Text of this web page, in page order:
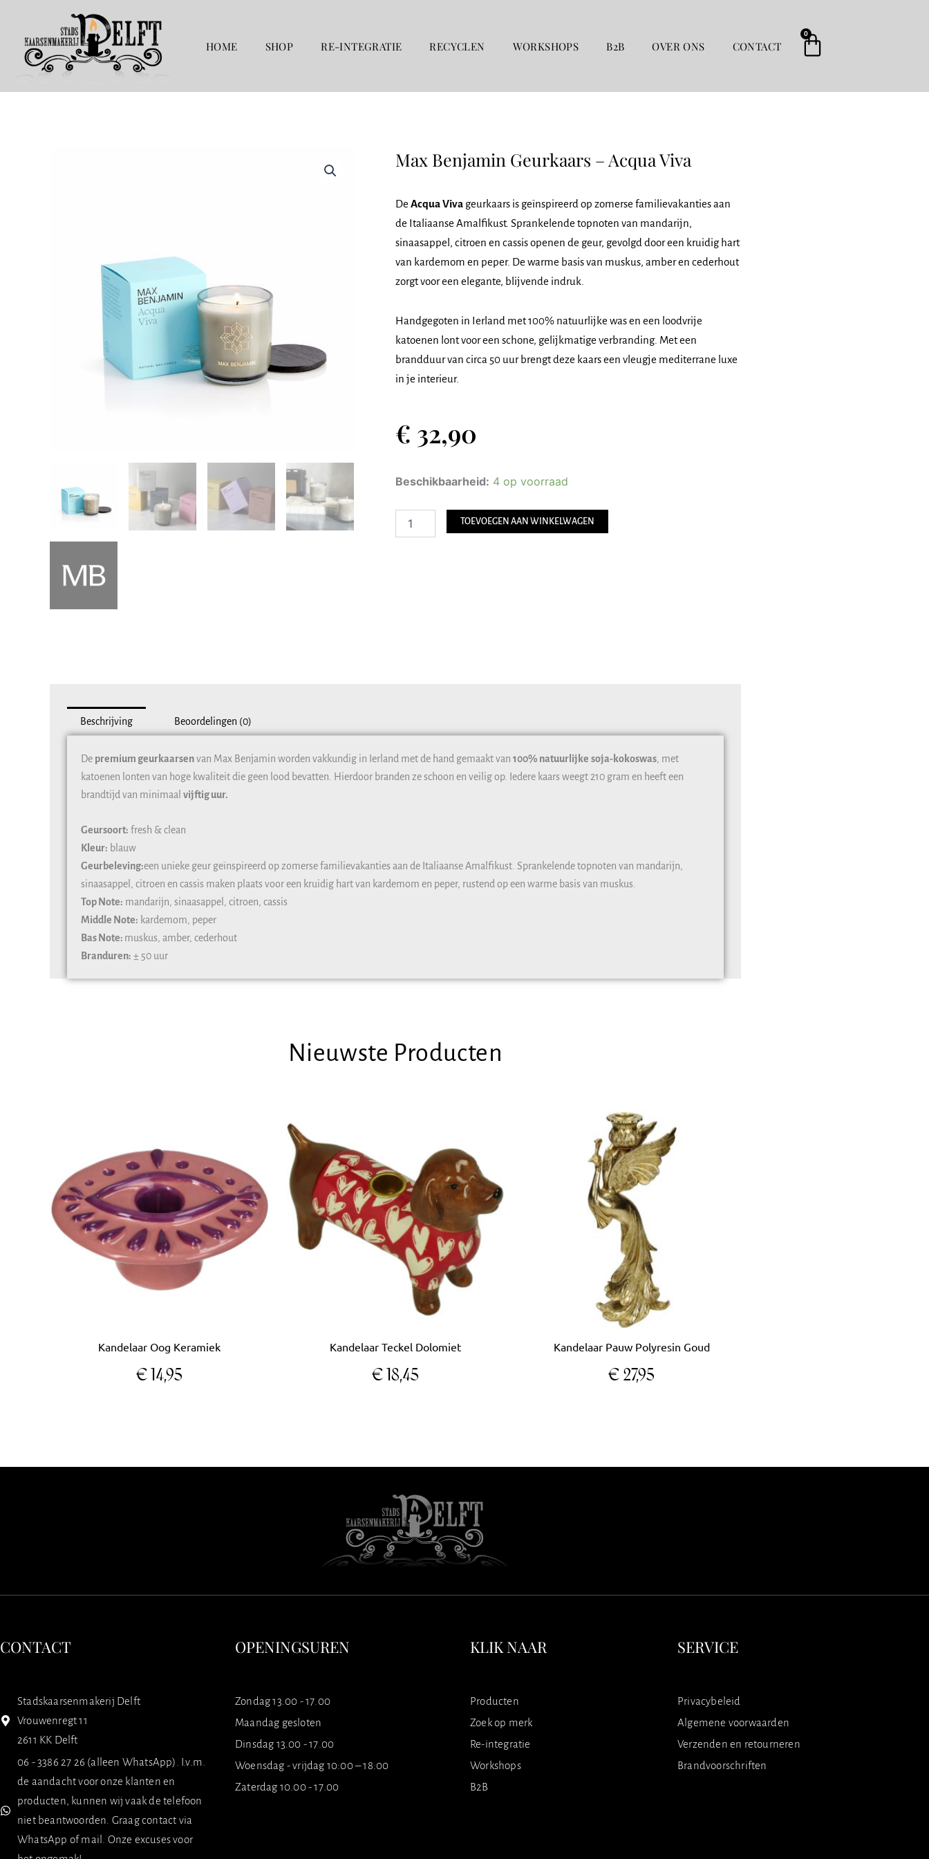
inhoud
HOME SHOP RE-INTEGRATIE RECYCLEN WORKSHOPS B2B OVER ONS CONTACT
0
Max Benjamin Geurkaars – Acqua Viva
De Acqua Viva geurkaars is geïnspireerd op zomerse familievakanties aan
de Italiaanse Amalfikust. Sprankelende topnoten van mandarijn,
sinaasappel, citroen en cassis openen de geur, gevolgd door een kruidig hart
van kardemom en peper. De warme basis van muskus, amber en cederhout
zorgt voor een elegante, blijvende indruk.
Handgegoten in Ierland met 100% natuurlijke was en een loodvrije
katoenen lont voor een schone, gelijkmatige verbranding. Met een
brandduur van circa 50 uur brengt deze kaars een vleugje mediterrane luxe
in je interieur.
€ 32,90
Beschikbaarheid: 4 op voorraad
Max
TOEVOEGEN AAN WINKELWAGEN
Beschrijving Beoordelingen (0)
De premium geurkaarsenvan Max Benjamin worden vakkundig in Ierland met de hand gemaakt van 100% natuurlijke soja-kokoswas , met
katoenen lonten van hoge kwaliteit die geen lood bevatten. Hierdoor branden ze schoon en veilig op. Iedere kaars weegt 210 gram en heeft een
brandtijd van minimaal vijftig uur.
Geursoort: fresh & clean
Kleur: blauw
Geurbeleving:een unieke geur geïnspireerd op zomerse familievakanties aan de Italiaanse Amalfikust. Sprankelende topnoten van mandarijn,
sinaasappel, citroen en cassis maken plaats voor een kruidig hart van kardemom en peper, rustend op een warme basis van muskus.
Top Note: mandarijn, sinaasappel, citroen, cassis
Middle Note: kardemom, peper
Bas Note: muskus, amber, cederhout
Branduren: ± 50 uur
Nieuwste Producten
Kandelaar Oog Keramiek
€14,95
Kandelaar Teckel Dolomiet
€18,45
Kandelaar Pauw Polyresin Goud
€ 27,95
CONTACT
Stadskaarsenmakerij Delft
Vrouwenregt 11
2611 KK Delft
06 - 3386 27 26 (alleen WhatsApp). I.v.m.
de aandacht voor onze klanten en
producten, kunnen wij vaak de telefoon
niet beantwoorden. Graag contact via
WhatsApp of mail. Onze excuses voor
OPENINGSUREN
Zondag 13.00 - 17.00
Maandag gesloten
Dinsdag 13.00 - 17.00
Woensdag - vrijdag 10:00 – 18:00
Zaterdag 10.00 - 17.00
KLIK NAAR
Producten
Zoek op merk
Re-integratie
Workshops
B2B
SERVICE
Privacybeleid
Algemene voorwaarden
Verzenden en retourneren
Brandvoorschriften